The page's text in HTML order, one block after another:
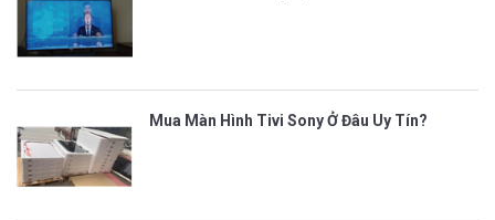
Mua Màn Hình Tivi Sony Ở Đâu Uy Tín?